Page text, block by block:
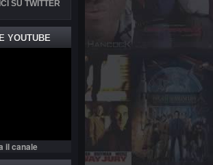
SU TWITTER
YOUTUBE
il canale